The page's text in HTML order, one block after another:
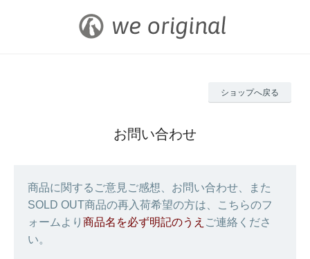
ショップへ戻る
お問い合わせ
商品に関するご意見ご感想、お問い合わせ、また
SOLD OUT商品の再入荷希望の方は、こちらのフ
ォームより 商品名を必ず明記のうえ ご連絡くださ
い。